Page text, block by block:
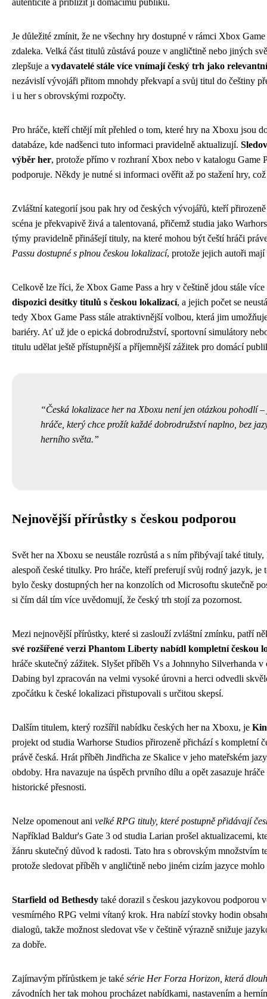
autenticitě a přiblížit ji domácímu publiku.
Je důležité zmínit, že ne všechny hry dostupné v rámci Xbox
zdaleka. Velká část titulů zůstává pouze v angličtině nebo jiných
zlepšuje a vydavatelé stále více vnímají český trh jako
nezávislí vývojáři přitom mnohdy překvapí a svůj titul do češtiny
i u her s obrovskými rozpočty.
Pro hráče, kteří chtějí mít přehled o tom, které hry na Xboxu jsou
databáze, kde nadšenci tuto informaci pravidelně aktualizují.
výběr her, protože přímo v rozhraní Xbox nebo v katalogu Game
podporuje. Někdy je nutné si informaci ověřit až po stažení hry,
Zvláštní kategorií jsou pak hry od českých vývojářů, kteří
scéna je překvapivě živá a talentovaná, přičemž studia jako
týmy pravidelně přinášejí tituly, na které mohou být čeští hráči
Passu dostupné s plnou českou lokalizací, protože jejich autoři
Celkově lze říci, že Xbox Game Pass a hry v češtině jdou stále
dispozici desítky titulů s českou lokalizací, a jejich počet se
tedy Xbox Game Pass stále atraktivnější volbou, která jim
bariéry. Ať už jde o epická dobrodružství, sportovní simulátory
titulu udělat ještě přístupnější a příjemnější zážitek pro domácí
Česká lokalizace her na Xboxu není jen otázkou pohodlí
hráče, který chce prožít každé dobrodružství naplno, bez
herního světa.
Nejnovější přírůstky s českou podporou
Svět her na Xboxu se neustále rozrůstá a s ním přibývají také
alespoň české titulky. Pro hráče, kteří preferují svůj rodný jazyk, je
bylo česky dostupných her na konzolích od Microsoftu skutečně
si čím dál tím více uvědomují, že český trh stojí za pozornost.
Mezi nejnovější přírůstky, které si zaslouží zvláštní zmínku, patří
své rozšířené verzi Phantom Liberty nabídl kompletní českou
hráče skutečný zážitek. Slyšet příběh Vs a Johnnyho Silverhanda
Dabing byl zpracován na velmi vysoké úrovni a herci odvedli
zpočátku k české lokalizaci přistupovali s určitou skepsí.
Dalším titulem, který rozšířil nabídku českých her na Xboxu, je
projekt od studia Warhorse Studios přirozeně přichází s kompletní
právě česká. Hrát příběh Jindřicha ze Skalice v jeho mateřském
obdoby. Hra navazuje na úspěch prvního dílu a opět zasazuje
historické přesnosti.
Nelze opomenout ani velké RPG tituly, které postupně přidávají
Například Baldur's Gate 3 od studia Larian prošel aktualizacemi,
žánru skutečný důvod k radosti. Tato hra s obrovským množstvím
protože sledovat příběh v angličtině nebo jiném cizím jazyce
Starfield od Bethesdy také dorazil s českou jazykovou podporou
vesmírného RPG velmi vítaný krok. Hra nabízí stovky hodin
dialogů, takže možnost sledovat vše v češtině výrazně snižuje
za dobře.
Zajímavým přírůstkem je také série Her Forza Horizon, která
závodních her tak mohou procházet nabídkami, nastavením a